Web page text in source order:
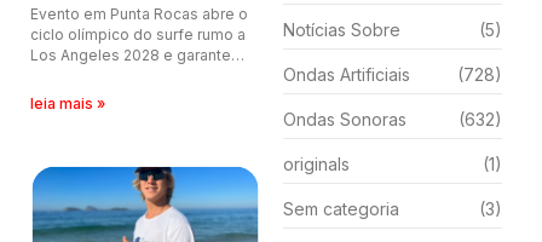
Evento em Punta Rocas abre o
ciclo olímpico do surfe rumo a
Los Angeles 2028 e garante
seleções nacionais.
leia mais »
Notícias Sobre (5)
Ondas Artificiais (728)
Ondas Sonoras (632)
originals (1)
Sem categoria (3)